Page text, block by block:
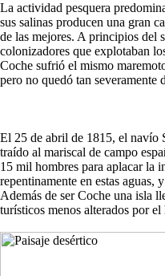
La actividad pesquera
sus salinas producen una gran
de las mejores. A principios
colonizadores que explotaban
Coche sufrió el mismo
pero no quedó tan severamente
El 25 de abril de 1815, el navío
traído al mariscal de campo
15 mil hombres para aplacar la
repentinamente en estas aguas,
Además de ser Coche una isla
turísticos menos alterados por el